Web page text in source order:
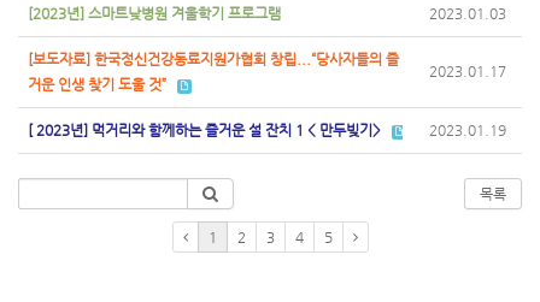
[2023년] 스마트낮병원 겨울학기 프로그램 2023.01.03
[보도자료] 한국정신건강동료지원가협회 창립...“당사자들의 즐
거운 인생 찾기 도울 것”
2023.01.17
[ 2023년] 먹거리와 함께하는 즐거운 설 잔치 1 < 만두빚기> 2023.01.19
목록
1 2 3 4 5